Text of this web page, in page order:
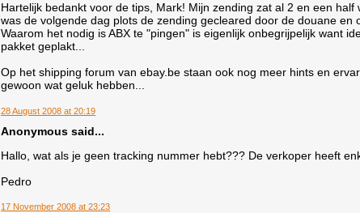
Hartelijk bedankt voor de tips, Mark! Mijn zending zat al 2 en een
was de volgende dag plots de zending gecleared door de douane
Waarom het nodig is ABX te "pingen" is eigenlijk onbegrijpelijk want
pakket geplakt...
Op het shipping forum van ebay.be staan ook nog meer hints en
gewoon wat geluk hebben...
28 August 2008 at 20:19
Anonymous said...
Hallo, wat als je geen tracking nummer hebt??? De verkoper heeft
Pedro
17 November 2008 at 23:23